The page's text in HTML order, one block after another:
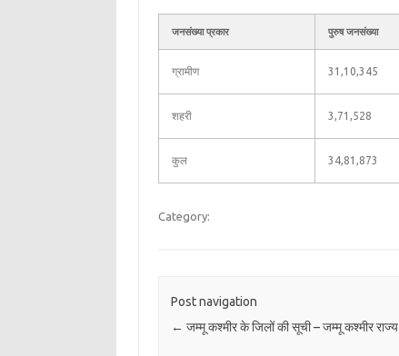
जनसंख्या प्रकार पुरुष जनसंख्या
ग्रामीण 31,10,345
शहरी 3,71,528
कुल 34,81,873
Category:
Post navigation
← जम्मू कश्मीर के जिलों की सूची – जम्मू कश्मीर राज्य